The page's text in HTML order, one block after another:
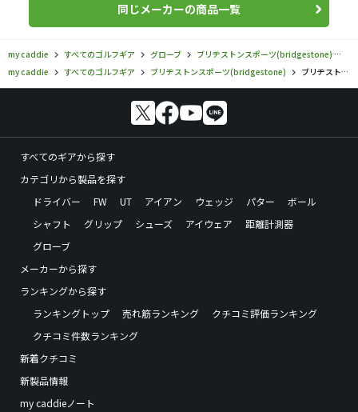
同じメーカーの商品一覧
my caddie すべてのゴルフギア グローブ ブリヂストンスポーツ(bridgestone)
my caddie
すべてのゴルフギア ブリヂストンスポーツ(bridgestone) ブリヂストンスポーツ／／TOUR NANO グローブの口コミ評価
すべてのギアから探す
カテゴリから製品を探す
ドライバー
FW UT アイアン ウェッジ パター
ボール
シャフト
グリップ シューズ アイウェア
距離計測器
グローブ
メーカーから探す
ランキングから探す
ランキングトップ
売れ筋ランキング
クチコミ評価ランキング
クチコミ件数ランキング
新着クチコミ
新製品情報
my caddieノート